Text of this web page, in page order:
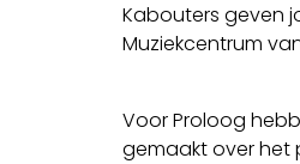
Kabouters geven
Muziekcentrum
Voor Proloog
gemaakt over het